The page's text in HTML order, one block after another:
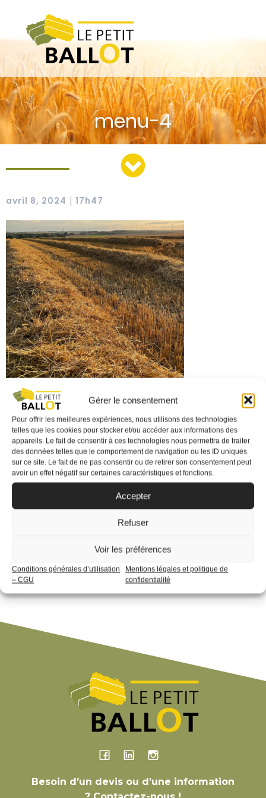
Gérer le consentement
Pour offrir les meilleures expériences, nous utilisons des technologies
telles que les cookies pour stocker et/ou accéder aux informations des
appareils. Le fait de consentir à ces technologies nous permettra de traiter
des données telles que le comportement de navigation ou les ID uniques
sur ce site. Le fait de ne pas consentir ou de retirer son consentement peut
avoir un effet négatif sur certaines caractéristiques et fonctions.
Accepter
Refuser
Voir les préférences
Conditions générales d’utilisation
– CGU
Mentions légales et politique de
confidentialité
menu-4
avril 8, 2024 17h47
Tags: No tags
Comments are closed
Aucun commentaire à afficher.
Besoin d’un devis ou d’une information